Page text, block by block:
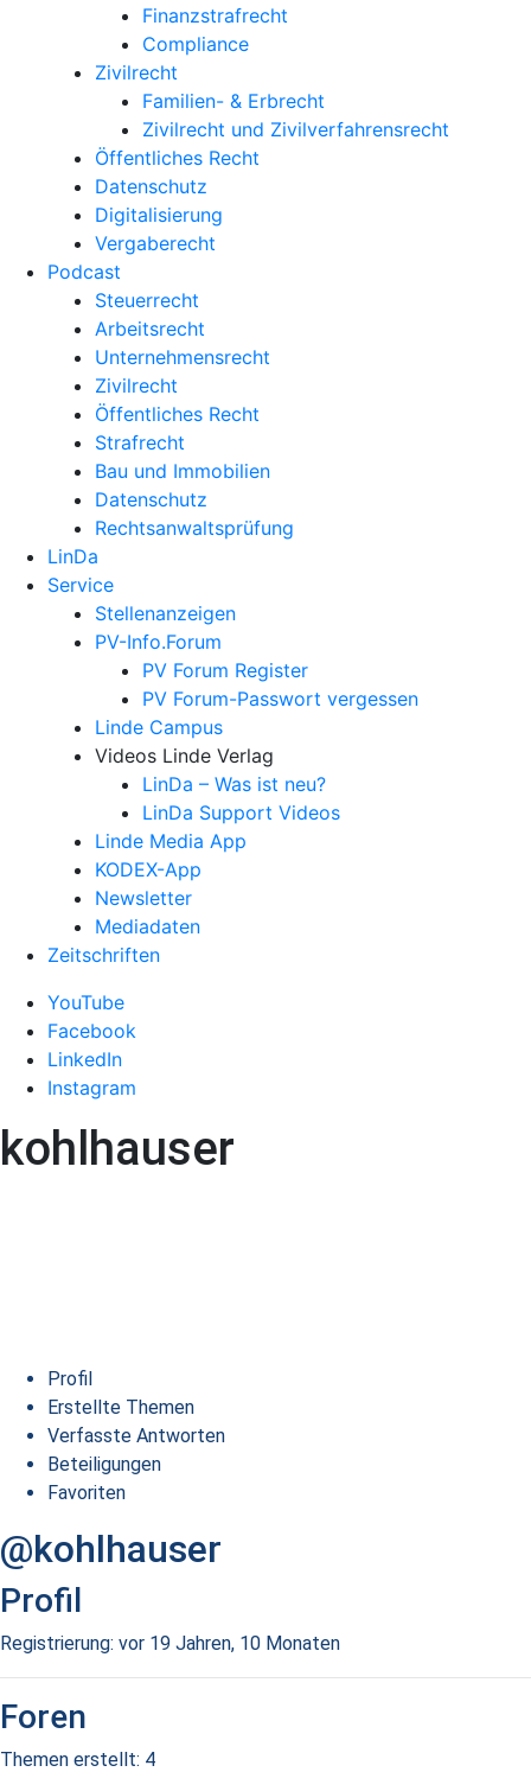
Finanzstrafrecht
Compliance
Zivilrecht
Familien- & Erbrecht
Zivilrecht und Zivilverfahrensrecht
Öffentliches Recht
Datenschutz
Digitalisierung
Vergaberecht
Podcast
Steuerrecht
Arbeitsrecht
Unternehmens­recht
Zivilrecht
Öffentliches Recht
Strafrecht
Bau und Immobilien
Datenschutz
Rechtsanwalts­prüfung
LinDa
Service
Stellenanzeigen
PV-Info.Forum
PV Forum Register
PV Forum-Passwort vergessen
Linde Campus
Videos Linde Verlag
LinDa – Was ist neu?
LinDa Support Videos
Linde Media App
KODEX-App
Newsletter
Mediadaten
Zeitschriften
YouTube
Facebook
LinkedIn
Instagram
kohlhauser
Profil
Erstellte Themen
Verfasste Antworten
Beteiligungen
Favoriten
@kohlhauser
Profil
Registrierung: vor 19 Jahren, 10 Monaten
Foren
Themen erstellt: 4